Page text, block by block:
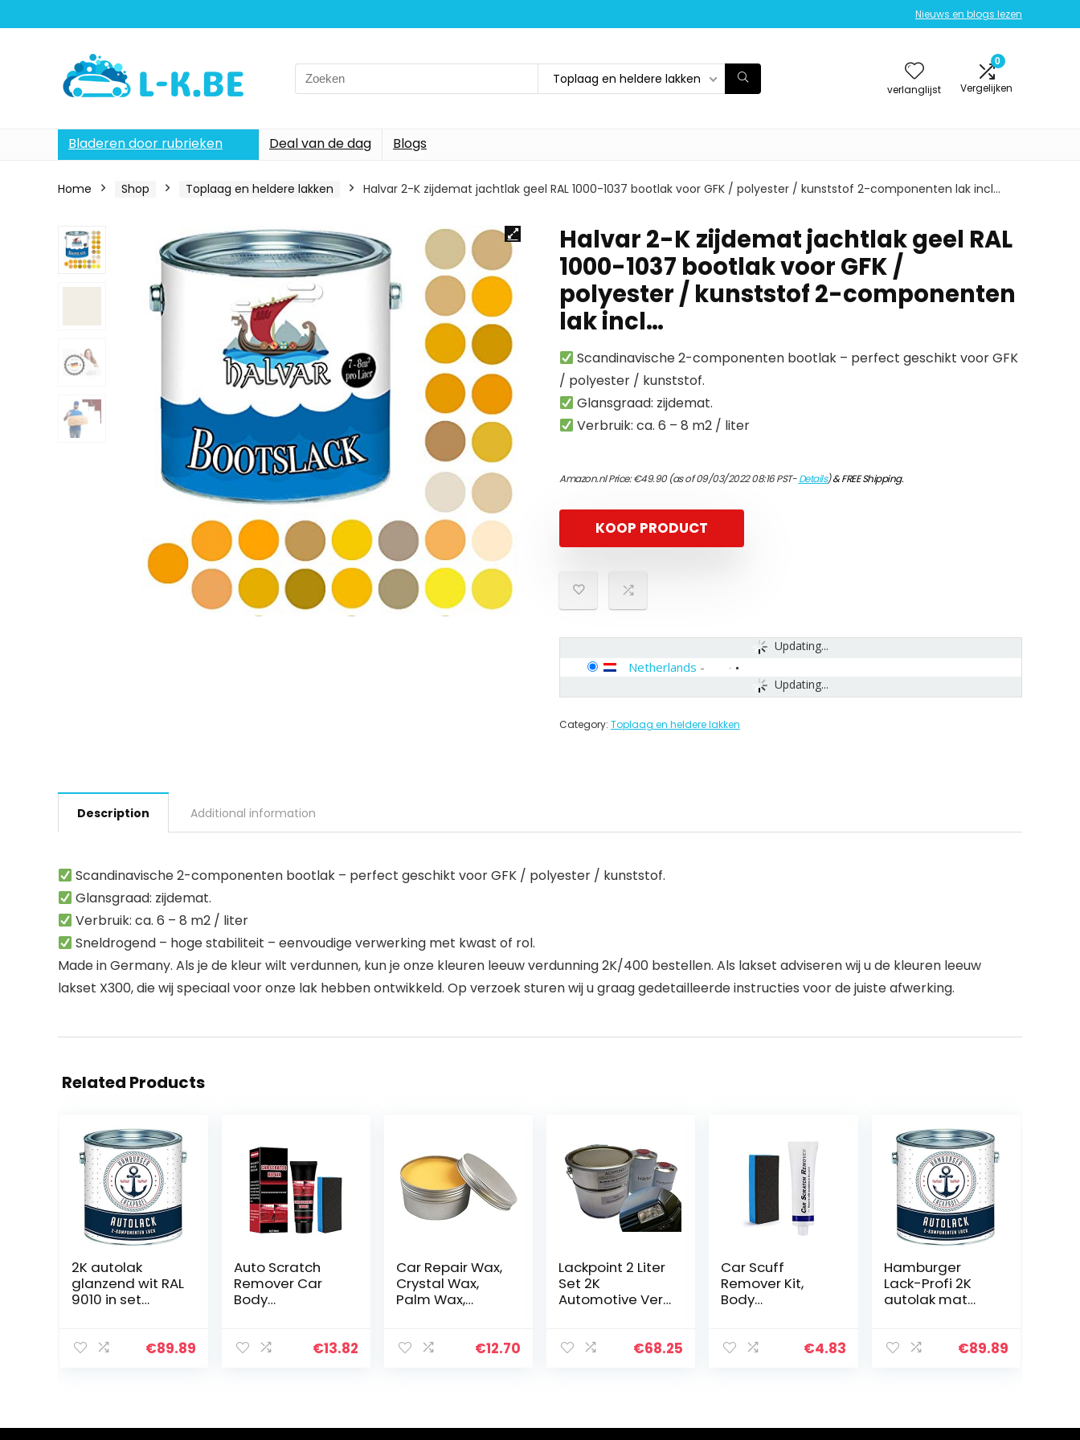
Nieuws en blogs lezen
Search
for:
Toplaag en heldere lakken
verlanglijst
0
Vergelijken
Bladeren door rubrieken Deal van de dag Blogs
Home Shop Toplaag en heldere lakken Halvar 2-K zijdemat jachtlak geel RAL 1000-1037 bootlak voor GFK / polyester / kunststof 2-componenten lak incl…
Halvar 2-K zijdemat jachtlak geel RAL
1000-1037 bootlak voor GFK /
polyester / kunststof 2-componenten
lak incl…
Scandinavische 2-componenten bootlak – perfect geschikt voor GFK
/ polyester / kunststof.
Glansgraad: zijdemat.
Verbruik: ca. 6 – 8 m2 / liter
Amazon.nl Price:€49.90(as of 09/03/2022 08:16 PST-Details)&FREE Shipping.
KOOP PRODUCT
Updating...
Updating...
Netherlands -
Category: Toplaag en heldere lakken
Description Additional information
Scandinavische 2-componenten bootlak – perfect geschikt voor GFK / polyester / kunststof.
Glansgraad: zijdemat.
Verbruik: ca. 6 – 8 m2 / liter
Sneldrogend – hoge stabiliteit – eenvoudige verwerking met kwast of rol.
Made in Germany. Als je de kleur wilt verdunnen, kun je onze kleuren leeuw verdunning 2K/400 bestellen. Als lakset adviseren wij u de kleuren leeuw
lakset X300, die wij speciaal voor onze lak hebben ontwikkeld. Op verzoek sturen wij u graag gedetailleerde instructies voor de juiste afwerking.
Related Products
2K autolak
glanzend wit RAL
9010 in set
roestwerend –
€89.89
Auto Scratch
Remover Car
Body
Remover
€13.82
Car Repair Wax,
Crystal Wax,
Palm Wax,
Wax Palm Wax
€12.70
Lackpoint 2 Liter
Set 2K
Automotive Verf
Geen Duidelijke
€68.25
Car Scuff
Remover Kit,
Body
Kit, Car Polish€4.83
Hamburger
Lack-Profi 2K
autolak mat
set toplak – zeer
€89.89